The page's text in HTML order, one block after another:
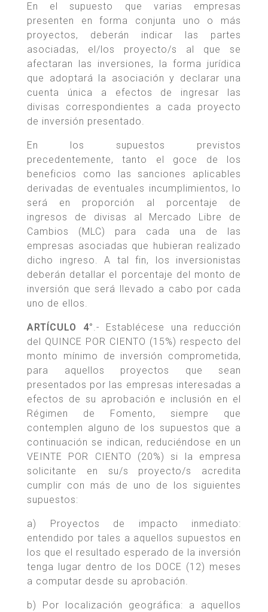
En el supuesto que varias empresas
presenten en forma conjunta uno o más
proyectos, deberán indicar las partes
asociadas, el/los proyecto/s al que se
afectaran las inversiones, la forma jurídica
que adoptará la asociación y declarar una
cuenta única a efectos de ingresar las
divisas correspondientes a cada proyecto
de inversión presentado.
En los supuestos previstos
precedentemente, tanto el goce de los
beneficios como las sanciones aplicables
derivadas de eventuales incumplimientos, lo
será en proporción al porcentaje de
ingresos de divisas al Mercado Libre de
Cambios (MLC) para cada una de las
empresas asociadas que hubieran realizado
dicho ingreso. A tal fin, los inversionistas
deberán detallar el porcentaje del monto de
inversión que será llevado a cabo por cada
uno de ellos.
ARTÍCULO 4°.- Establécese una reducción
del QUINCE POR CIENTO (15%) respecto del
monto mínimo de inversión comprometida,
para aquellos proyectos que sean
presentados por las empresas interesadas a
efectos de su aprobación e inclusión en el
Régimen de Fomento, siempre que
contemplen alguno de los supuestos que a
continuación se indican, reduciéndose en un
VEINTE POR CIENTO (20%) si la empresa
solicitante en su/s proyecto/s acredita
cumplir con más de uno de los siguientes
supuestos:
a) Proyectos de impacto inmediato:
entendido por tales a aquellos supuestos en
los que el resultado esperado de la inversión
tenga lugar dentro de los DOCE (12) meses
a computar desde su aprobación.
b) Por localización geográfica: a aquellos